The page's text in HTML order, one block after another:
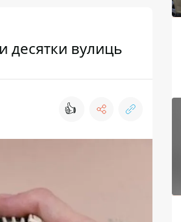
десятки вулиць
👍